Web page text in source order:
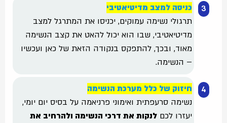
כניסה למצב מדיטיאטיבי
תרגולי נשימה עמוקים, יכניסו את המתרגל למצב
מדיטיאטיבי, שבו הוא יכול להאט את קצב הנשימה
מאוד, ובכך, להתפקס בנקודה הזאת של כאן ועכשיו
– הנשימה.
חיזוק של כלל מערכת הנשימה
נשימה סרעפתית ואימוני פרניאמה על בסיס יום יומי,
יעזרו לכםלנקות את דרכי הנשימה ולהרחיב את